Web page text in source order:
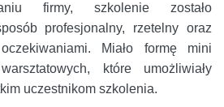
firmy, szkolenie zostało
profesjonalny, rzetelny oraz
Miało formę mini
które umożliwiały
uczestnikom szkolenia.